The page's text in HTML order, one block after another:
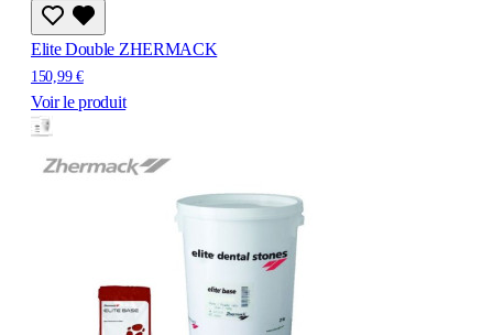
Elite Double ZHERMACK
150,99 €
Voir le produit